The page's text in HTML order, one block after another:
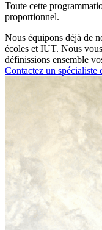
Toute cette
proportionnel.
Nous équipons déjà de
écoles et IUT. Nous
définissions ensemble
Contactez un spécialiste